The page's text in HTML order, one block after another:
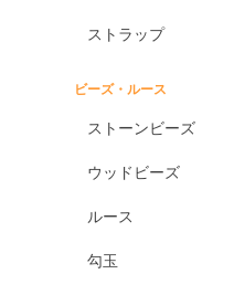
ストラップ
ビーズ・ルース
ストーンビーズ
ウッドビーズ
ルース
勾玉